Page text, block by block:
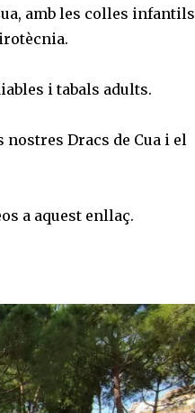
amb les colles infantils
i tabals adults.
Dracs de Cua i el
a aquest enllaç.